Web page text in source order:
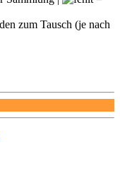
zum Tausch (je nach